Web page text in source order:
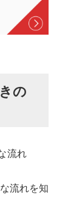
の
流れを知